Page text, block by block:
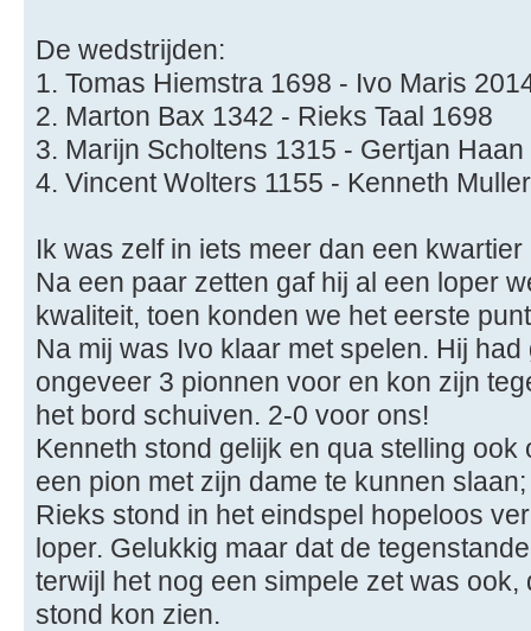
De wedstrijden:
1. Tomas Hiemstra 1698 - Ivo Maris
2. Marton Bax 1342 - Rieks Taal 1698
3. Marijn Scholtens 1315 - Gertjan Haan
4. Vincent Wolters 1155 - Kenneth
Ik was zelf in iets meer dan een
Na een paar zetten gaf hij al een loper
kwaliteit, toen konden we het eerste
Na mij was Ivo klaar met spelen. Hij
ongeveer 3 pionnen voor en kon zijn
het bord schuiven. 2-0 voor ons!
Kenneth stond gelijk en qua stelling
een pion met zijn dame te kunnen
Rieks stond in het eindspel hopeloos
loper. Gelukkig maar dat de
terwijl het nog een simpele zet was
stond kon zien.